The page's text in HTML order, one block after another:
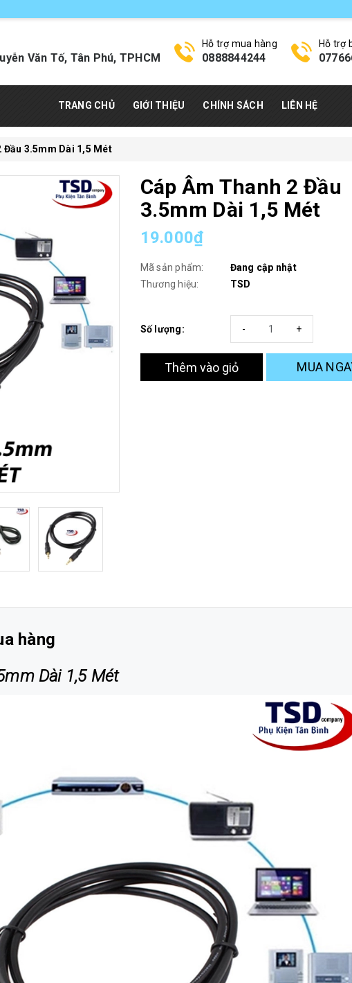
Văn Tố, Tân Phú, TPHCM
Hỗ trợ mua hàng
0888844244
Hỗ trợ
TRANG CHỦ GIỚI THIỆU CHÍNH SÁCH LIÊN HỆ
Đầu 3.5mm Dài 1,5 Mét
Cáp Âm Thanh 2 Đầu
3.5mm Dài 1,5 Mét
19.000₫
Mã sản phẩm:
Đang cập nhật
Thương hiệu:
TSD
Số lượng: +
-
Thêm vào giỏ MUA
hàng
Dài 1,5 Mét